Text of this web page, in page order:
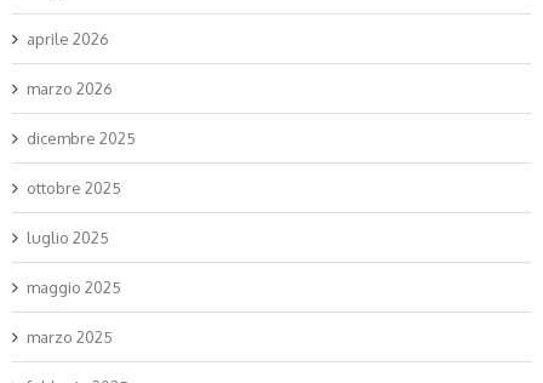
aprile 2026
marzo 2026
dicembre 2025
ottobre 2025
luglio 2025
maggio 2025
marzo 2025